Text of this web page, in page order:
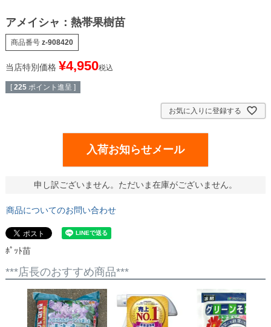
アメイシャ：熱帯果樹苗
商品番号 z-908420
当店特別価格 ¥4,950税込
[ 225 ポイント進呈 ]
お気に入りに登録する
入荷お知らせメール
申し訳ございません。ただいま在庫がございません。
商品についてのお問い合わせ
ﾎﾟｯﾄ苗
***店長のおすすめ商品***